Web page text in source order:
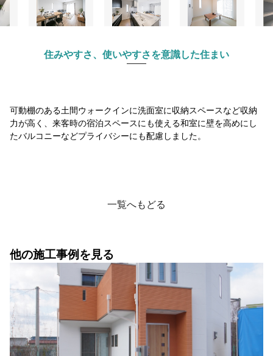
住みやすさ、使いやすさを意識した住まい
可動棚のある土間ウォークインに洗面室に収納スペースなど収納
力が高く、来客時の宿泊スペースにも使える和室に壁を高めにし
たバルコニーなどプライバシーにも配慮しました。
一覧へもどる
他の施工事例を見る